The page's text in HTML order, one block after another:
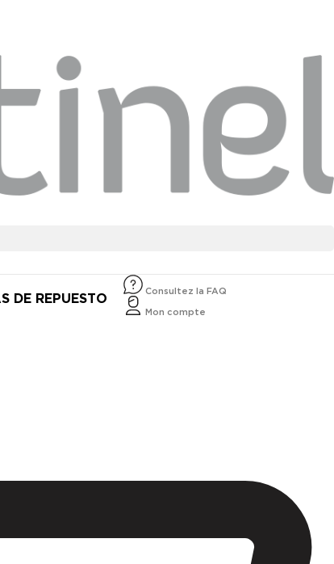
DE REPUESTO
Consultez la FAQ
Mon compte